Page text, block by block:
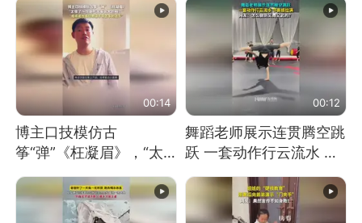
00:14
博主口技模仿古
筝“弹”《枉凝眉》，“太
吗？”“或将成为首位考级
不带古筝的选手。”（来
00:12
舞蹈老师展示连贯腾空跳
跃 一套动作行云流水 节
到又舞又武的？